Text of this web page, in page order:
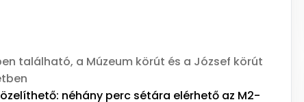
található, a Múzeum körút és a József körút
néhány perc sétára elérhető az M2-